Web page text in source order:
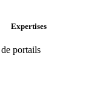
Expertises
portails